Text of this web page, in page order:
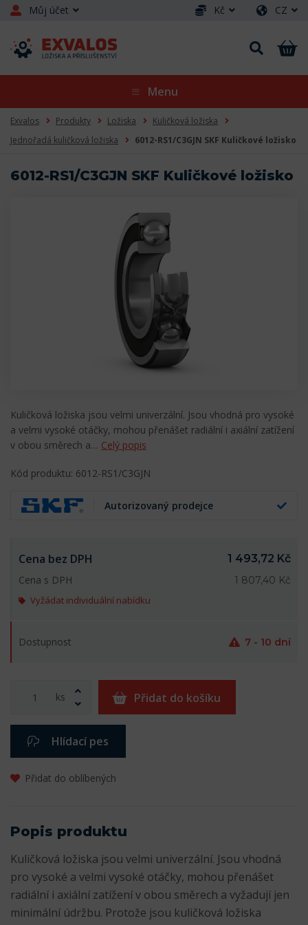
Můj účet Kč CZ
Menu
Exvalos Produkty Ložiska
Kuličková ložiska
Jednořadá kuličková ložiska
6012-RS1/C3GJN SKF Kuličkové ložisko
6012-RS1/C3GJN SKF Kuličkové ložisko
Kuličková ložiska jsou velmi univerzální. Jsou vhodná pro vysoké
a velmi vysoké otáčky, mohou přenášet radiální i axiální zatížení
v obou směrech a… Celý popis
Kód produktu: 6012-RS1/C3GJN
Autorizovaný prodejce
Cena bez DPH
1 493,72 Kč
Cena s DPH
1 807,40 Kč
Vyžádat individuální nabídku
Dostupnost 7 - 10 dní
ks Přidat do košíku
Hlídací pes
Přidat do oblíbených
Popis produktu
Kuličková ložiska jsou velmi univerzální. Jsou vhodná
pro vysoké a velmi vysoké otáčky, mohou přenášet
radiální i axiální zatížení v obou směrech a vyžadují jen
minimální údržbu. Protože jsou kuličková ložiska